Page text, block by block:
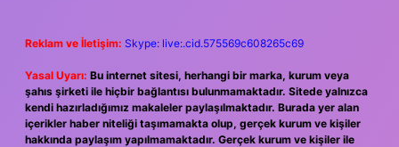
Reklam ve İletişim: Skype: live:.cid.575569c608265c69
Yasal Uyarı: Bu internet sitesi, herhangi bir marka, kurum veya
şahıs şirketi ile hiçbir bağlantısı bulunmamaktadır. Sitede yalnızca
kendi hazırladığımız makaleler paylaşılmaktadır. Burada yer alan
içerikler haber niteliği taşımamakta olup, gerçek kurum ve kişiler
hakkında paylaşım yapılmamaktadır. Gerçek kurum ve kişiler ile